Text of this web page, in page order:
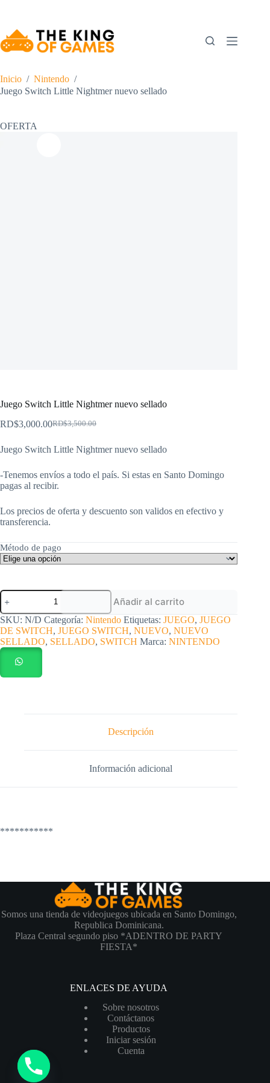
Inicio / Nintendo /
Juego Switch Little Nightmer nuevo sellado
OFERTA
Juego Switch Little Nightmer nuevo sellado
RD$3,500.00
El
original
RD$3,500.00.
RD$3,000.00El
actual
RD$3,000.00.
Juego Switch Little Nightmer nuevo sellado
-Tenemos envíos a todo el país. Si estas en Santo Domingo
pagas al recibir.
Los precios de oferta y descuento son validos en efectivo y
transferencia.
Método de pago
Juego
Switch
Little
Nightmer
nuevo
sellado
cantidad
Añadir al carrito
SKU: N/D Categoría: Nintendo Etiquetas: JUEGO, JUEGO
DE SWITCH, JUEGO SWITCH, NUEVO, NUEVO
SELLADO, SELLADO, SWITCH Marca: NINTENDO
Descripción
Información adicional
***********
Somos una tienda de videojuegos ubicada en Santo Domingo,
Republica Dominicana.
Plaza Central segundo piso *ADENTRO DE PARTY
FIESTA*
ENLACES DE AYUDA
Sobre nosotros
Contáctanos
Productos
Iniciar sesión
Cuenta
y